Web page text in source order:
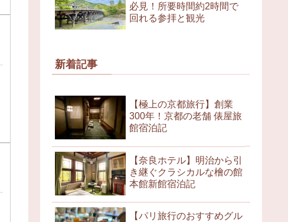
必見！所要時間約2時間で
回れる参拝と観光
新着記事
【極上の京都旅行】創業
300年！京都の老舗 俵屋旅
館宿泊記
【奈良ホテル】明治から引
き継ぐクラシカルな檜の館
本館新館宿泊記
【パリ旅行のおすすめグル